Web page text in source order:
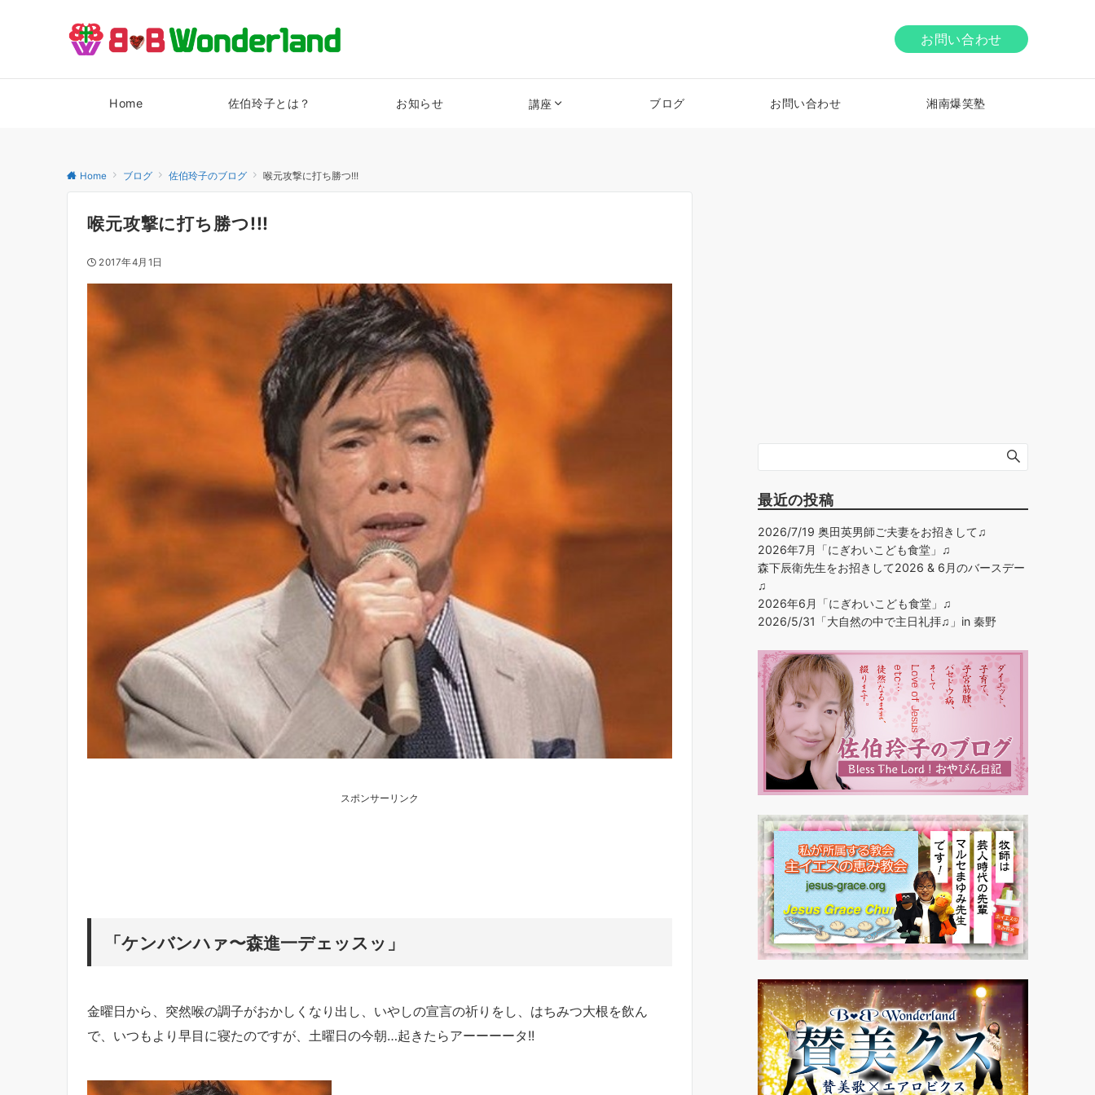
お問い合わせ
Home 佐伯玲子とは？ お知らせ 講座 ブログ お問い合わせ 湘南爆笑塾
Home ブログ 佐伯玲子のブログ 喉元攻撃に打ち勝つ!!!
喉元攻撃に打ち勝つ!!!
2017年4月1日
スポンサーリンク
「ケンバンハァ〜森進一デェッスッ」
金曜日から、突然喉の調子がおかしくなり出し、いやしの宣言の祈りをし、はちみつ大根を飲ん
で、いつもより早目に寝たのですが、土曜日の今朝…起きたらアーーーータ!!
最近の投稿
2026/7/19 奥田英男師ご夫妻をお招きして♫
2026年7月「にぎわいこども食堂」♫
森下辰衛先生をお招きして2026 & 6月のバースデー
♫
2026年6月「にぎわいこども食堂」♫
2026/5/31「大自然の中で主日礼拝♫」in 秦野